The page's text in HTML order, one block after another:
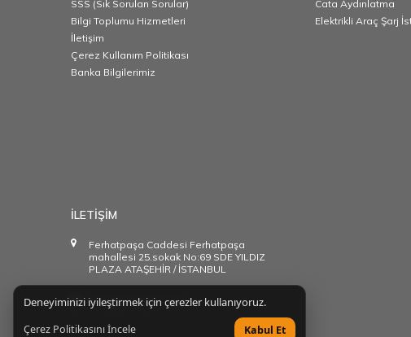
SSS (Sık Sorulan Sorular)
Bilgi Toplumu Hizmetleri
İletişim
Çerez Kullanım Politikası
Banka Bilgilerimiz
Cata Aydınlatma
Elektrikli Araç Şarj
İLETİŞİM
Ferhatpaşa Caddesi Ferhatpaşa
mahallesi 25.sokak No:69 SDE YILDIZ
PLAZA ATAŞEHİR / İSTANBUL
info@starakim.com
Deneyiminizi iyileştirmek için çerezler kullanıyoruz.
Çerez Politikasını İncele Kabul Et